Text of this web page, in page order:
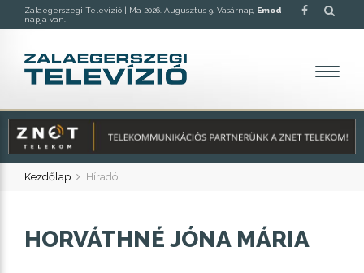
Zalaegerszegi Televízió | Ma 2026. Augusztus 9. Vasárnap, Emod
napja van.
Kezdőlap Híradó
HORVÁTHNÉ JÓNA MÁRIA